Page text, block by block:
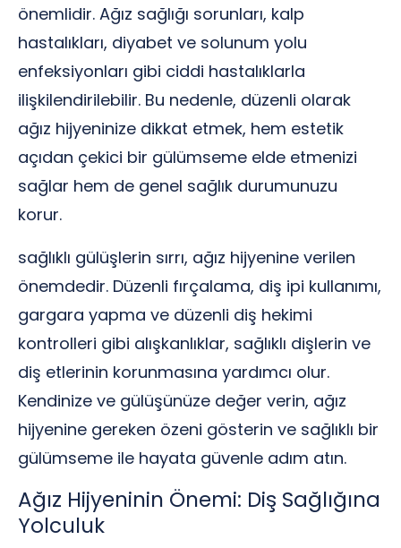
önemlidir. Ağız sağlığı sorunları, kalp
hastalıkları, diyabet ve solunum yolu
enfeksiyonları gibi ciddi hastalıklarla
ilişkilendirilebilir. Bu nedenle, düzenli olarak
ağız hijyeninize dikkat etmek, hem estetik
açıdan çekici bir gülümseme elde etmenizi
sağlar hem de genel sağlık durumunuzu
korur.
sağlıklı gülüşlerin sırrı, ağız hijyenine verilen
önemdedir. Düzenli fırçalama, diş ipi kullanımı,
gargara yapma ve düzenli diş hekimi
kontrolleri gibi alışkanlıklar, sağlıklı dişlerin ve
diş etlerinin korunmasına yardımcı olur.
Kendinize ve gülüşünüze değer verin, ağız
hijyenine gereken özeni gösterin ve sağlıklı bir
gülümseme ile hayata güvenle adım atın.
Ağız Hijyeninin Önemi: Diş Sağlığına
Yolculuk